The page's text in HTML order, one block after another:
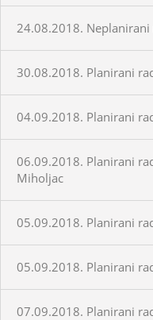
24.08.2018.
30.08.2018. Planirani
04.09.2018. Planirani
06.09.2018. Planirani
Miholjac
05.09.2018. Planirani
05.09.2018. Planirani
07.09.2018. Planirani